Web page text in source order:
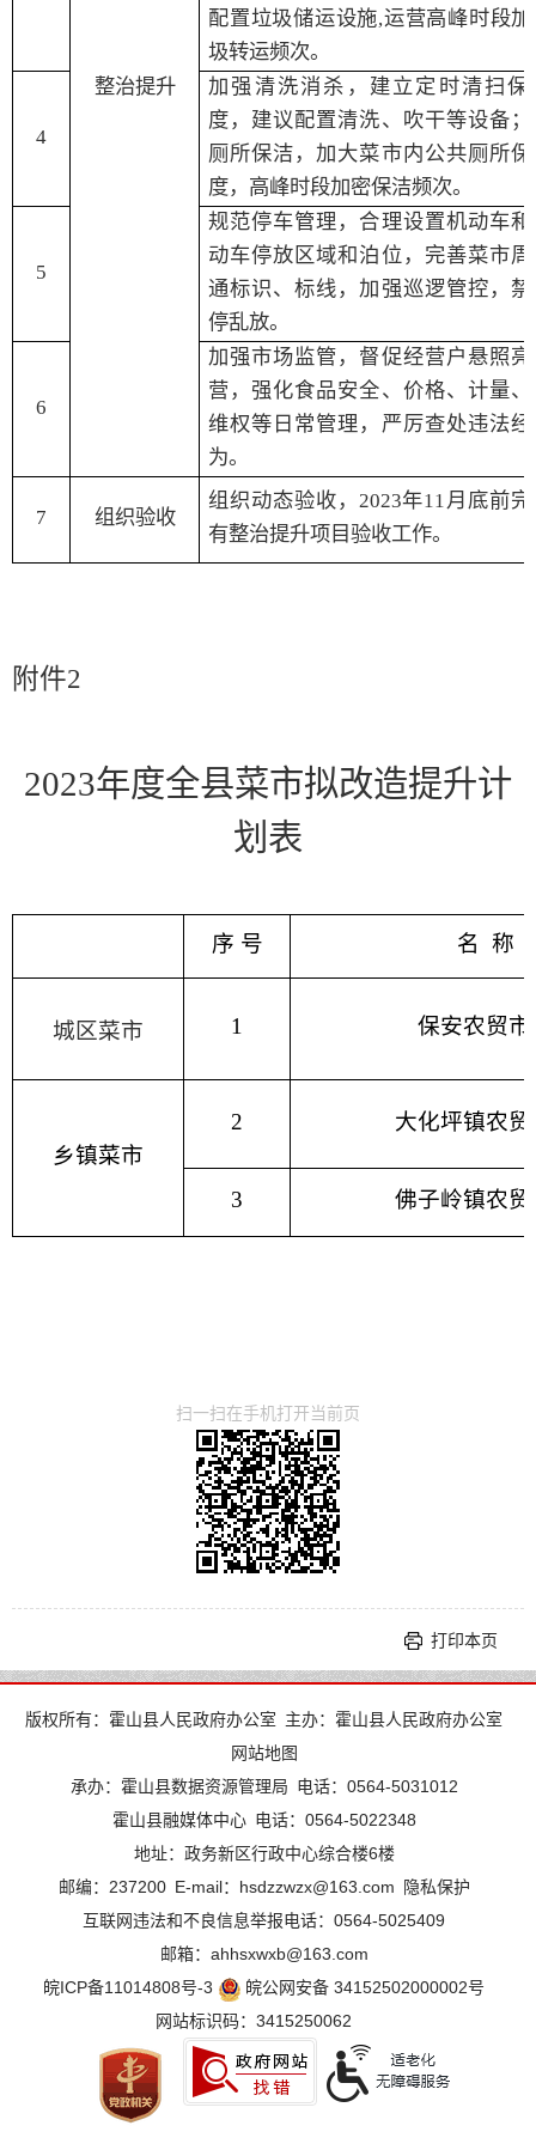
整治提升
配置垃圾储运设施,运营高峰时段
圾转运频次。
4
加强清洗消杀，建立定时清扫保
度， 建议配置清洗、吹干等设备；
厕所保洁，加大菜市内公共厕所保
度，高峰时段加密保洁频次。
5
规范停车管理，合理设置机动车和
动车停放区域和泊位，完善菜市周
通标识、标线，加强巡逻管控，禁
停乱放。
6
加强市场监管，督促经营户悬照亮
营，强化食品安全、价格、计量、
维权等日常管理，严厉查处违法经
为。
7 组织验收
组织动态验收， 2023年11月底前
有整治提升项目验收工作。
附件2
2023年度全县菜市拟改造提升计
划表
序 号 名 称
城区菜市 1 保安农贸市
乡镇菜市
2 大化坪镇农
3 佛子岭镇农贸
扫一扫在手机打开当前页
打印本页
版权所有：霍山县人民政府办公室 主办：霍山县人民政府办公室
网站地图
承办：霍山县数据资源管理局 电话：0564-5031012
霍山县融媒体中心 电话：0564-5022348
地址：政务新区行政中心综合楼6楼
邮编：237200 E-mail：hsdzzwzx@163.com
隐私保护
互联网违法和不良信息举报电话：0564-5025409
邮箱：ahhsxwxb@163.com
皖ICP备11014808号-3
皖公网安备 34152502000002号
网站标识码：3415250062